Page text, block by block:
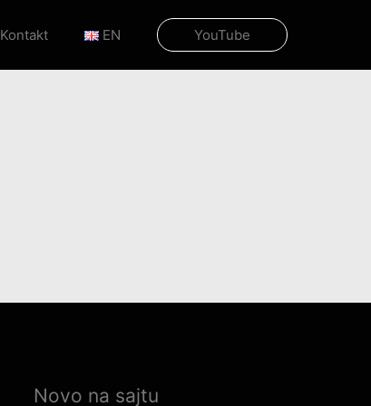
Kontakt EN YouTube
Novo na sajtu